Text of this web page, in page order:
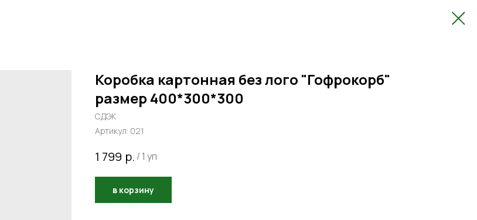
Коробка картонная без лого "Гофрокорб"
размер 400*300*300
СДЭК
Артикул: 021
1 799 р. / 1 уп
в корзину